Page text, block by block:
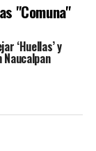
"Comuna"
‘Huellas’ y
Naucalpan